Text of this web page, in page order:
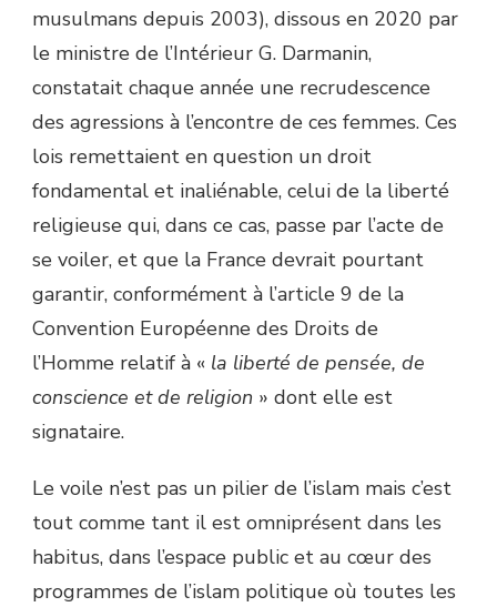
musulmans depuis 2003), dissous en 2020 par
le ministre de l’Intérieur G. Darmanin,
constatait chaque année une recrudescence
des agressions à l’encontre de ces femmes. Ces
lois remettaient en question un droit
fondamental et inaliénable, celui de la liberté
religieuse qui, dans ce cas, passe par l’acte de
se voiler, et que la France devrait pourtant
garantir, conformément à l’article 9 de la
Convention Européenne des Droits de
l’Homme relatif à « la liberté de pensée, de
conscience et de religion » dont elle est
signataire.
Le voile n’est pas un pilier de l’islam mais c’est
tout comme tant il est omniprésent dans les
habitus, dans l’espace public et au cœur des
programmes de l’islam politique où toutes les